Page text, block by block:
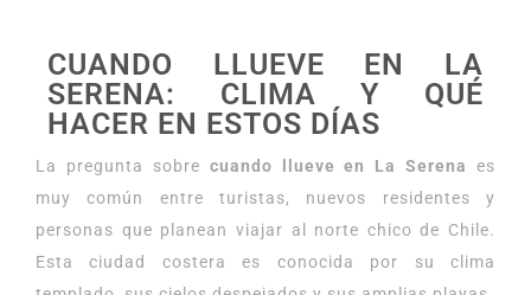
CUANDO LLUEVE EN LA
SERENA: CLIMA Y QUÉ
HACER EN ESTOS DÍAS
La pregunta sobre cuando llueve en La Serena
es
muy común entre turistas, nuevos residentes y
personas que planean viajar al norte chico de Chile.
Esta ciudad costera es conocida por su clima